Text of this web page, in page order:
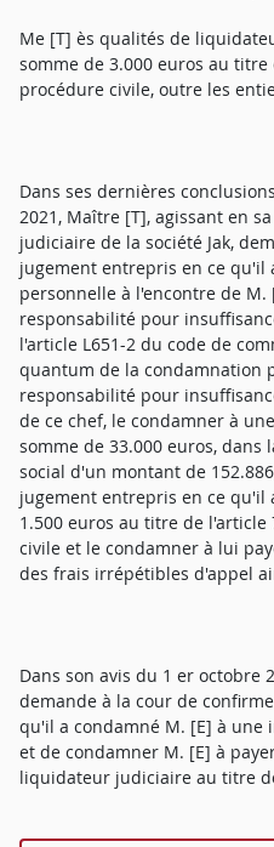
Me [T] ès qualités de
somme de 3.000 euros au
procédure civile, outre les
Dans ses dernières
2021, Maître [T], agissant en
judiciaire de la société Jak,
jugement entrepris en ce qu'il
personnelle à l'encontre de
responsabilité pour
l'article L651-2 du code de
quantum de la condamnation
responsabilité pour
de ce chef, le condamner à
somme de 33.000 euros,
social d'un montant de
jugement entrepris en ce qu'il
1.500 euros au titre de
civile et le condamner à lui
des frais irrépétibles d'appel
Dans son avis du 1 er octobre
demande à la cour de
qu'il a condamné M. [E] à une
et de condamner M. [E] à
liquidateur judiciaire au titre